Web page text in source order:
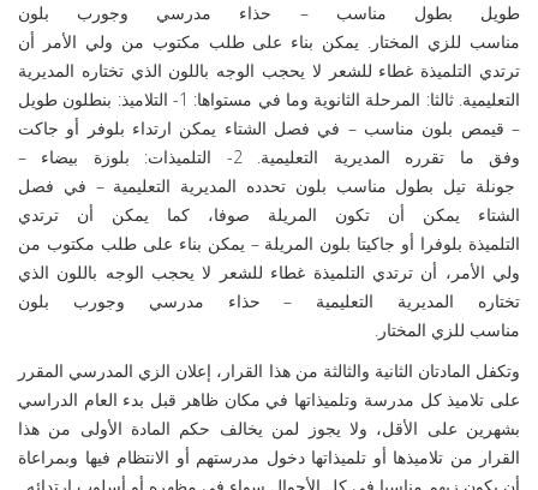
طويل بطول مناسب – حذاء مدرسي وجورب بلون
مناسب للزي المختار. يمكن بناء على طلب مكتوب من ولي الأمر أن
ترتدي التلميذة غطاء للشعر لا يحجب الوجه باللون الذي تختاره المديرية
التعليمية. ثالثا: المرحلة الثانوية وما في مستواها: 1- التلاميذ: بنطلون طويل
– قيمص بلون مناسب – في فصل الشتاء يمكن ارتداء بلوفر أو جاكت
وفق ما تقرره المديرية التعليمية. 2- التلميذات: بلوزة بيضاء –
جونلة تيل بطول مناسب بلون تحدده المديرية التعليمية – في فصل
الشتاء يمكن أن تكون المريلة صوفا، كما يمكن أن ترتدي
التلميذة بلوفرا أو جاكيتا بلون المريلة – يمكن بناء على طلب مكتوب من
ولي الأمر، أن ترتدي التلميذة غطاء للشعر لا يحجب الوجه باللون الذي
تختاره المديرية التعليمية – حذاء مدرسي وجورب بلون
مناسب للزي المختار.
وتكفل المادتان الثانية والثالثة من هذا القرار، إعلان الزي المدرسي المقرر
على تلاميذ كل مدرسة وتلميذاتها في مكان ظاهر قبل بدء العام الدراسي
بشهرين على الأقل، ولا يجوز لمن يخالف حكم المادة الأولى من هذا
القرار من تلاميذها أو تلميذاتها دخول مدرستهم أو الانتظام فيها وبمراعاة